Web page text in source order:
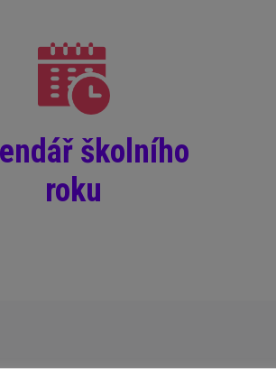
školního
roku